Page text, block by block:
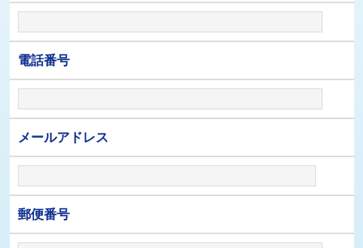
電話番号
メールアドレス
郵便番号